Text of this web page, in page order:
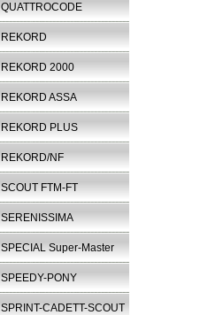
QUATTROCODE
REKORD
REKORD 2000
REKORD ASSA
REKORD PLUS
REKORD/NF
SCOUT FTM-FT
SERENISSIMA
SPECIAL Super-Master
SPEEDY-PONY
SPRINT-CADETT-SCOUT